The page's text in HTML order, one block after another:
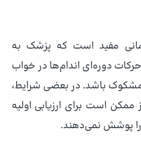
مفید است که پزشک به
حرکات دوره‌ای اندام‌ها در خواب
مشکوک باشد. در بعضی شرایط،
است برای ارزیابی اولیه
را پوشش نمی‌دهند.